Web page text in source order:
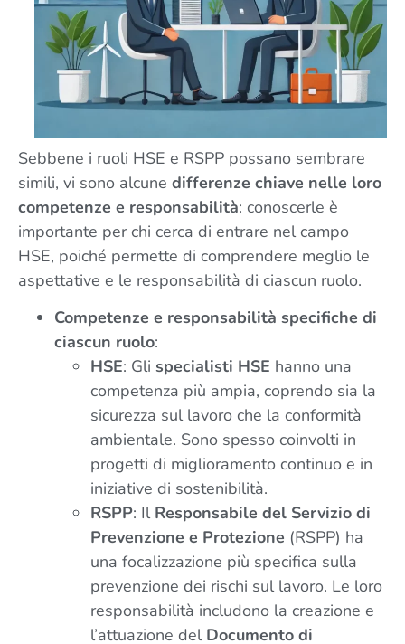
Sebbene i ruoli HSE e RSPP possano sembrare
simili, vi sono alcune differenze chiave nelle loro
competenze e responsabilità: conoscerle è
importante per chi cerca di entrare nel campo
HSE, poiché permette di comprendere meglio le
aspettative e le responsabilità di ciascun ruolo.
Competenze e responsabilità specifiche di
ciascun ruolo:
HSE: Gli specialisti HSE hanno una
competenza più ampia, coprendo sia la
sicurezza sul lavoro che la conformità
ambientale. Sono spesso coinvolti in
progetti di miglioramento continuo e in
iniziative di sostenibilità.
RSPP: Il Responsabile del Servizio di
Prevenzione e Protezione (RSPP) ha
una focalizzazione più specifica sulla
prevenzione dei rischi sul lavoro. Le loro
responsabilità includono la creazione e
l’attuazione del Documento di